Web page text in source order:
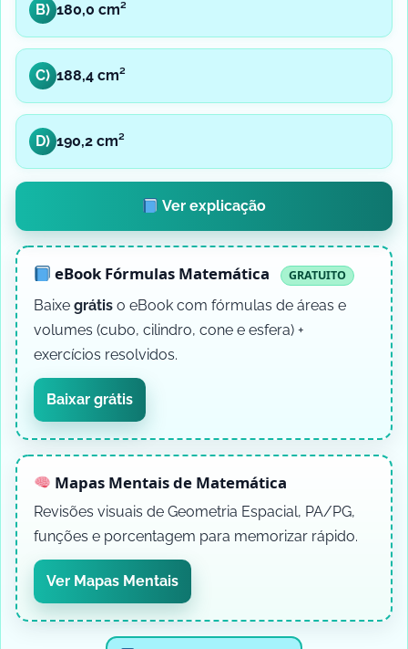
B) 180,0 cm²
C) 188,4 cm²
D) 190,2 cm²
Ver explicação
eBook Fórmulas Matemática GRATUITO
Baixe grátis o eBook com fórmulas de áreas e
volumes (cubo, cilindro, cone e esfera) +
exercícios resolvidos.
Baixar grátis
Mapas Mentais de Matemática
Revisões visuais de Geometria Espacial, PA/PG,
funções e porcentagem para memorizar rápido.
Ver Mapas Mentais